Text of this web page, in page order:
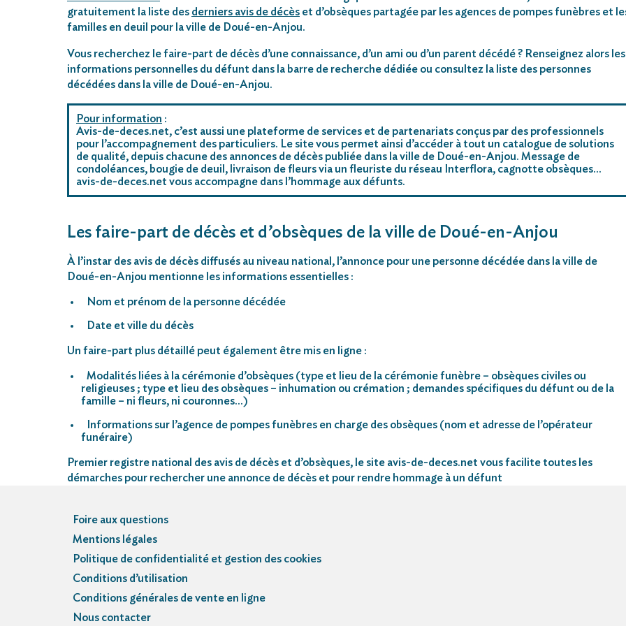
gratuitement la liste des derniers avis de décès et d’obsèques partagée par les agences de pompes funèbres et
familles en deuil pour la ville de Doué-en-Anjou.
Vous recherchez le faire-part de décès d’une connaissance, d’un ami ou d’un parent décédé ? Renseignez alors les
informations personnelles du défunt dans la barre de recherche dédiée ou consultez la liste des personnes
décédées dans la ville de Doué-en-Anjou.
Pour information :
Avis-de-deces.net, c’est aussi une plateforme de services et de partenariats conçus par des professionnels
pour l’accompagnement des particuliers. Le site vous permet ainsi d’accéder à tout un catalogue de solutions
de qualité, depuis chacune des annonces de décès publiée dans la ville de Doué-en-Anjou. Message de
condoléances, bougie de deuil, livraison de fleurs via un fleuriste du réseau Interflora, cagnotte obsèques…
avis-de-deces.net vous accompagne dans l’hommage aux défunts.
Les faire-part de décès et d’obsèques de la ville de Doué-en-Anjou
À l’instar des avis de décès diffusés au niveau national, l’annonce pour une personne décédée dans la ville de
Doué-en-Anjou mentionne les informations essentielles :
Nom et prénom de la personne décédée
Date et ville du décès
Un faire-part plus détaillé peut également être mis en ligne :
Modalités liées à la cérémonie d’obsèques (type et lieu de la cérémonie funèbre – obsèques civiles ou
religieuses ; type et lieu des obsèques – inhumation ou crémation ; demandes spécifiques du défunt ou de la
famille – ni fleurs, ni couronnes…)
Informations sur l’agence de pompes funèbres en charge des obsèques (nom et adresse de l’opérateur
funéraire)
Premier registre national des avis de décès et d’obsèques, le site avis-de-deces.net vous facilite toutes les
démarches pour rechercher une annonce de décès et pour rendre hommage à un défunt
Foire aux questions
Mentions légales
Politique de confidentialité et gestion des cookies
Conditions d’utilisation
Conditions générales de vente en ligne
Nous contacter